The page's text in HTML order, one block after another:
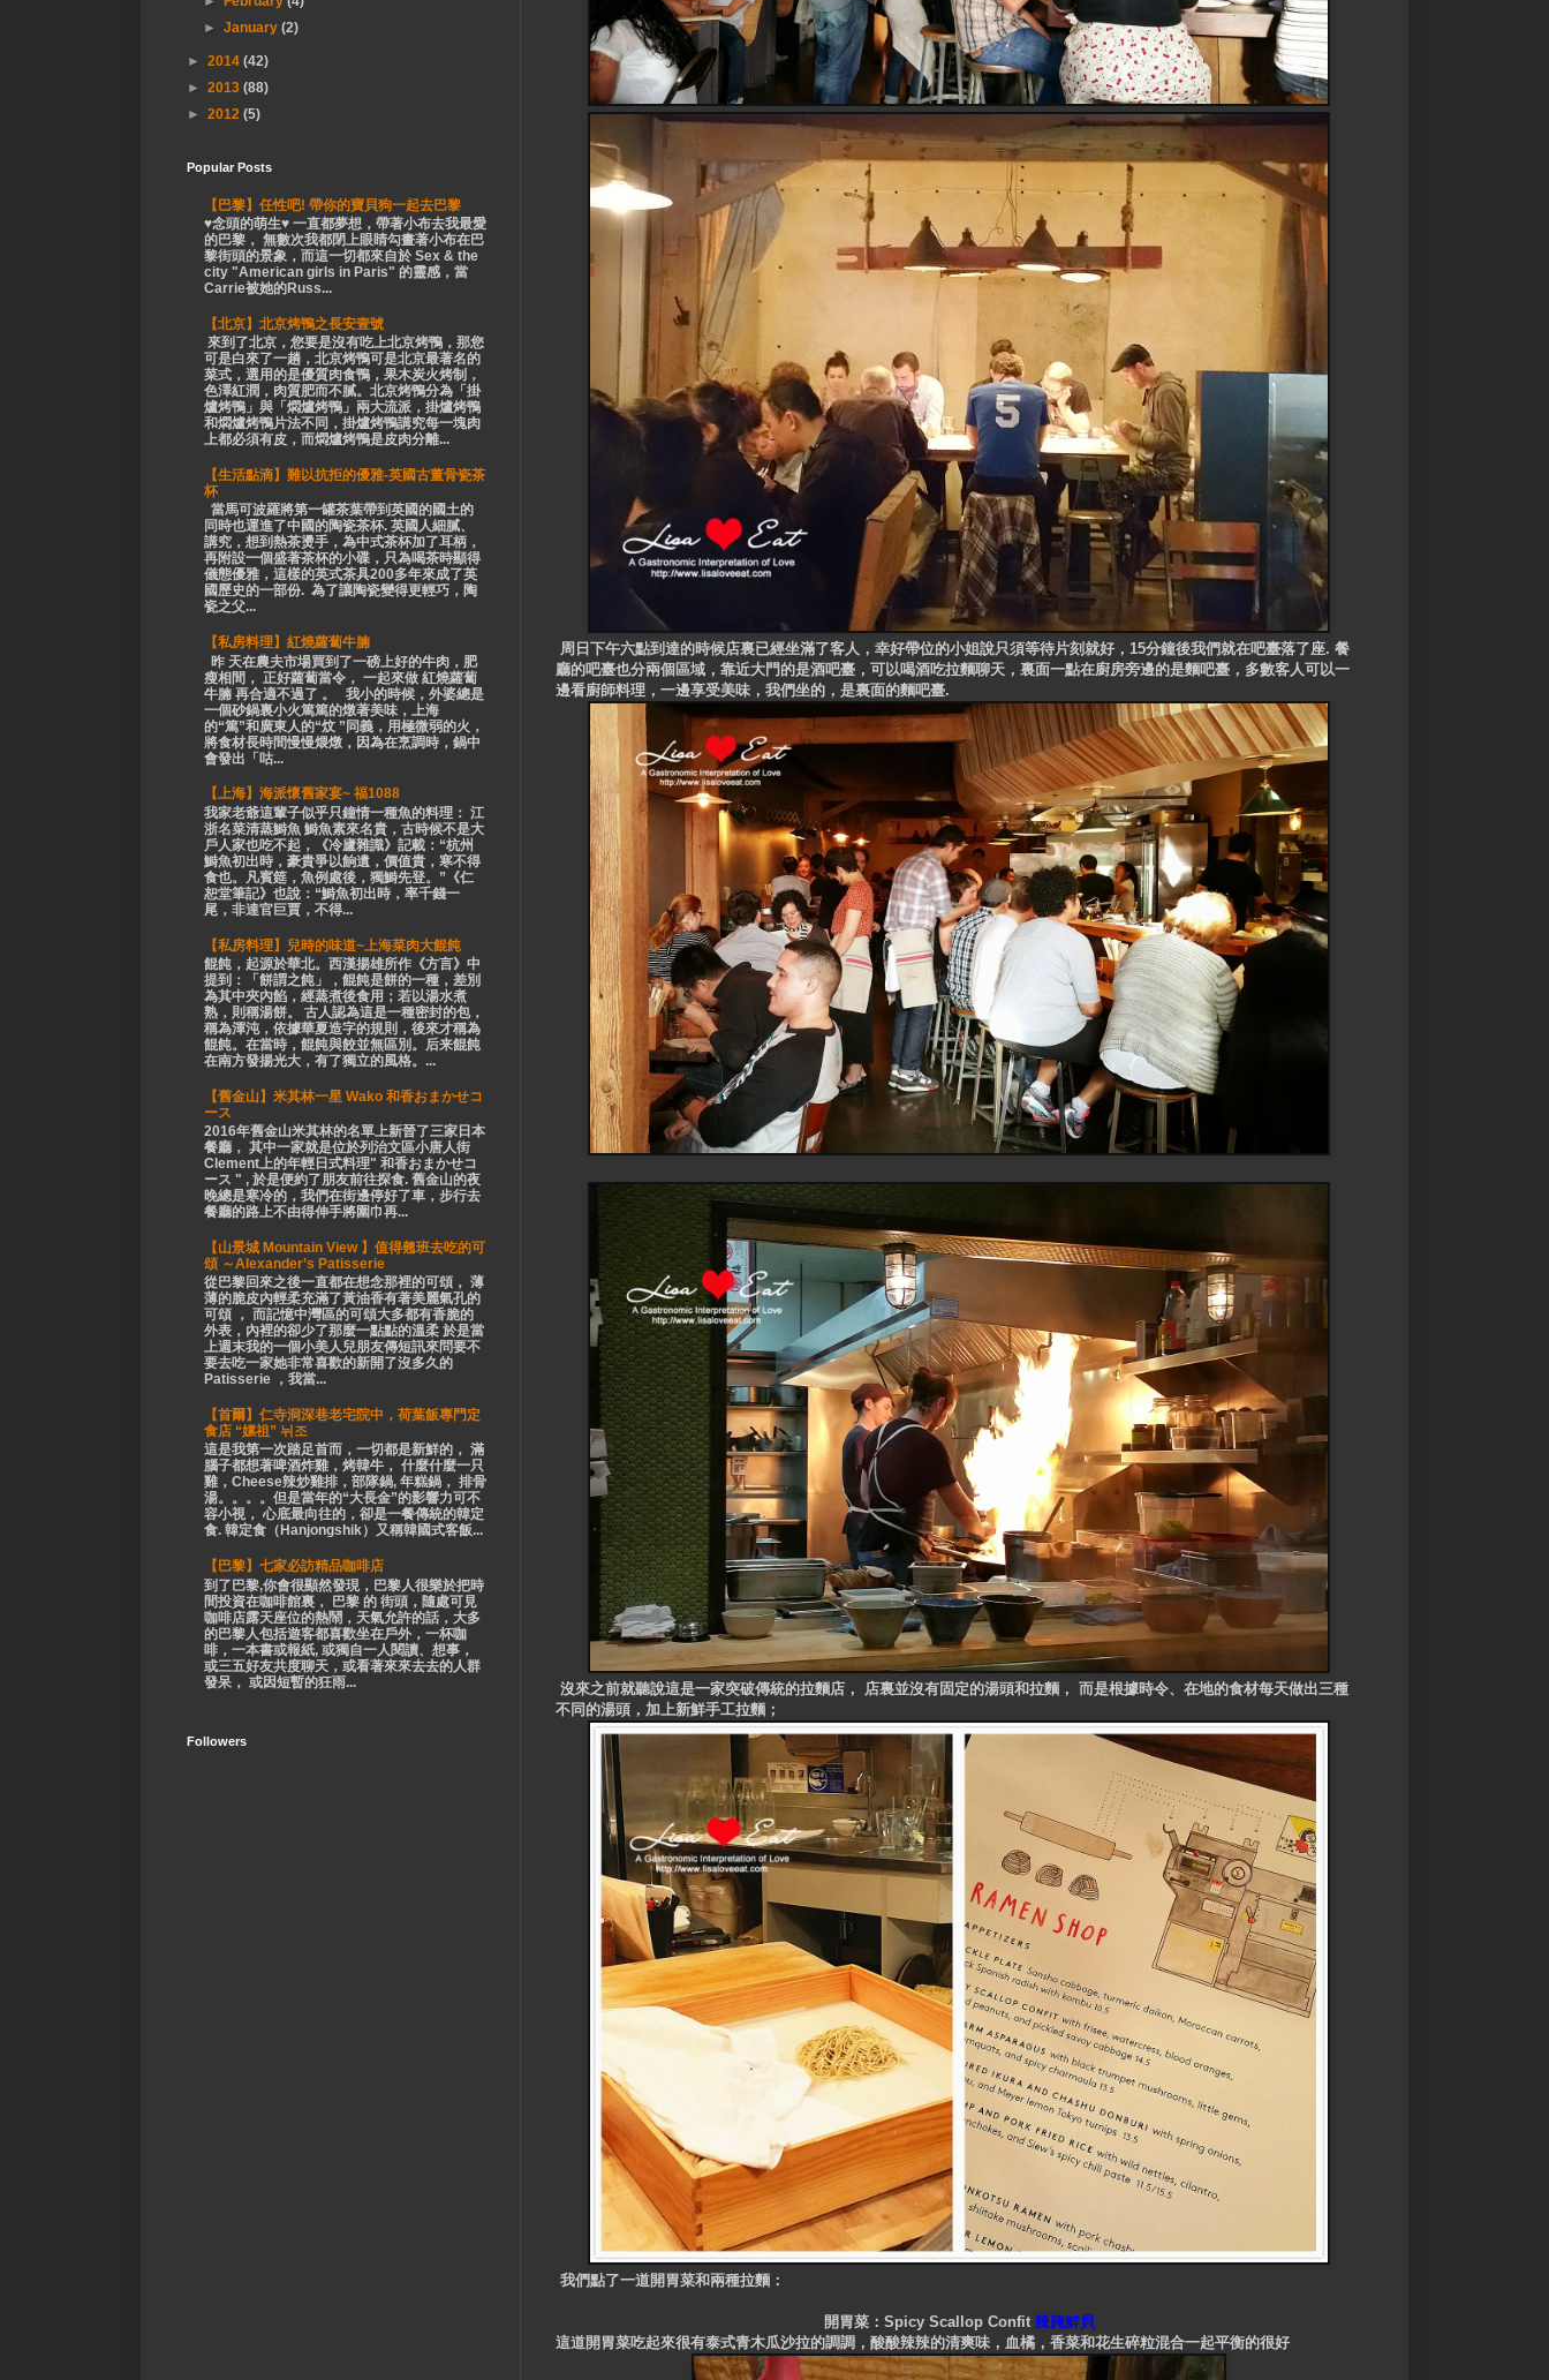
周日下午六點到達的時候店裏已經坐滿了客人，幸好帶位的小姐說只須等待片刻就好，15分鐘後我們就在吧臺落了座. 餐
廳的吧臺也分兩個區域，靠近大門的是酒吧臺，可以喝酒吃拉麵聊天，裏面一點在廚房旁邊的是麵吧臺，多數客人可以一
邊看廚師料理，一邊享受美味，我們坐的，是裏面的麵吧臺.
沒來之前就聽說這是一家突破傳統的拉麵店， 店裏並沒有固定的湯頭和拉麵， 而是根據時令、在地的食材每天做出三種
不同的湯頭，加上新鮮手工拉麵；
我們點了一道開胃菜和兩種拉麵：
開胃菜：Spicy Scallop Confit 辣腌鮮貝
這道開胃菜吃起來很有泰式青木瓜沙拉的調調，酸酸辣辣的清爽味，血橘，香菜和花生碎粒混合一起平衡的很好
►January(2)
► 2014 (42)
► 2013 (88)
► 2012 (5)
Popular Posts
【巴黎】任性吧! 帶你的寶貝狗一起去巴黎
♥念頭的萌生♥ 一直都夢想，帶著小布去我最愛
的巴黎， 無數次我都閉上眼睛勾畫著小布在巴
黎街頭的景象，而這一切都來自於 Sex & the
city "American girls in Paris" 的靈感，當
Carrie被她的Russ...
【北京】北京烤鴨之長安壹號
來到了北京，您要是沒有吃上北京烤鴨，那您
可是白來了一趟，北京烤鴨可是北京最著名的
菜式，選用的是優質肉食鴨，果木炭火烤制，
色澤紅潤，肉質肥而不膩。北京烤鴨分為「掛
爐烤鴨」與「燜爐烤鴨」兩大流派，掛爐烤鴨
和燜爐烤鴨片法不同，掛爐烤鴨講究每一塊肉
上都必須有皮，而燜爐烤鴨是皮肉分離...
【生活點滴】難以抗拒的優雅-英國古董骨瓷茶
杯
當馬可波羅將第一罐茶葉帶到英國的國土的
同時也運進了中國的陶瓷茶杯. 英國人細膩、
講究，想到熱茶燙手，為中式茶杯加了耳柄，
再附設一個盛著茶杯的小碟，只為喝茶時顯得
儀態優雅，這樣的英式茶具200多年來成了英
國歷史的一部份. 為了讓陶瓷變得更輕巧，陶
瓷之父...
【私房料理】紅燒蘿蔔牛腩
昨 天在農夫市場買到了一磅上好的牛肉，肥
瘦相間， 正好蘿蔔當令， 一起來做 紅燒蘿蔔
牛腩 再合適不過了 。 我小的時候，外婆總是
一個砂鍋裏小火篤篤的燉著美味，上海
的“篤”和廣東人的“炆 ”同義，用極微弱的火，
將食材長時間慢慢煨燉，因為在烹調時，鍋中
會發出「咕...
【上海】海派懷舊家宴~ 福1088
我家老爺這輩子似乎只鐘情一種魚的料理： 江
浙名菜清蒸鰣魚 鰣魚素來名貴，古時候不是大
戶人家也吃不起，《冷廬雜識》記載：“杭州
鰣魚初出時，豪貴爭以餉遺，價值貴，寒不得
食也。凡賓筵，魚例處後，獨鰣先登。”《仁
恕堂筆記》也說：“鰣魚初出時，率千錢一
尾，非達官巨賈，不得...
【私房料理】兒時的味道~上海菜肉大餛飩
餛飩，起源於華北。西漢揚雄所作《方言》中
提到：「餅謂之飩」，餛飩是餅的一種，差別
為其中夾內餡，經蒸煮後食用；若以湯水煮
熟，則稱湯餅。 古人認為這是一種密封的包，
稱為渾沌，依據華夏造字的規則，後來才稱為
餛飩。在當時，餛飩與餃並無區別。后来餛飩
在南方發揚光大，有了獨立的風格。...
【舊金山】米其林一星 Wako 和香おまかせコ
ース
2016年舊金山米其林的名單上新晉了三家日本
餐廳， 其中一家就是位於列治文區小唐人街
Clement上的年輕日式料理" 和香おまかせコ
ース " , 於是便約了朋友前往探食. 舊金山的夜
晚總是寒冷的，我們在街邊停好了車，步行去
餐廳的路上不由得伸手將圍巾再...
【山景城 Mountain View 】值得翹班去吃的可
頌 ～Alexander’s Patisserie
從巴黎回來之後一直都在想念那裡的可頌， 薄
薄的脆皮內輕柔充滿了黃油香有著美麗氣孔的
可頌 ， 而記憶中灣區的可頌大多都有香脆的
外表，內裡的卻少了那麼一點點的溫柔 於是當
上週末我的一個小美人兒朋友傳短訊來問要不
要去吃一家她非常喜歡的新開了沒多久的
Patisserie ，我當...
【首爾】仁寺洞深巷老宅院中，荷葉飯專門定
食店 “嫘祖” 뉘조
這是我第一次踏足首而，一切都是新鮮的， 滿
腦子都想著啤酒炸雞，烤韓牛， 什麼什麼一只
雞，Cheese辣炒雞排，部隊鍋, 年糕鍋， 排骨
湯。。。。但是當年的“大長金”的影響力可不
容小視， 心底最向往的，卻是一餐傳統的韓定
食. 韓定食（Hanjongshik）又稱韓國式客飯...
【巴黎】七家必訪精品咖啡店
到了巴黎,你會很顯然發現，巴黎人很樂於把時
間投資在咖啡館裏， 巴黎 的 街頭，隨處可見
咖啡店露天座位的熱鬧，天氣允許的話，大多
的巴黎人包括遊客都喜歡坐在戶外，一杯咖
啡，一本書或報紙, 或獨自一人閱讀、想事，
或三五好友共度聊天，或看著來來去去的人群
發呆， 或因短暫的狂雨...
Followers